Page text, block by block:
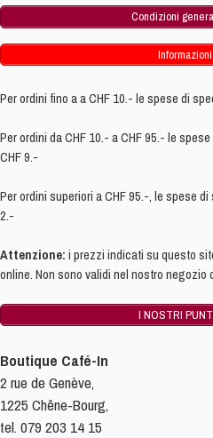
Condizioni
Per ordini fino a a CHF 10.- le spese di
Per ordini da CHF 10.- a CHF 95.- le
CHF 9.-
Per ordini superiori a CHF 95.-, le spese
2.-
Attenzione: i prezzi indicati su questo
online. Non sono validi nel nostro negozio
I NOSTRI
Boutique Café-In
2 rue de Genève,
1225 Chêne-Bourg,
tel. 079 203 14 15